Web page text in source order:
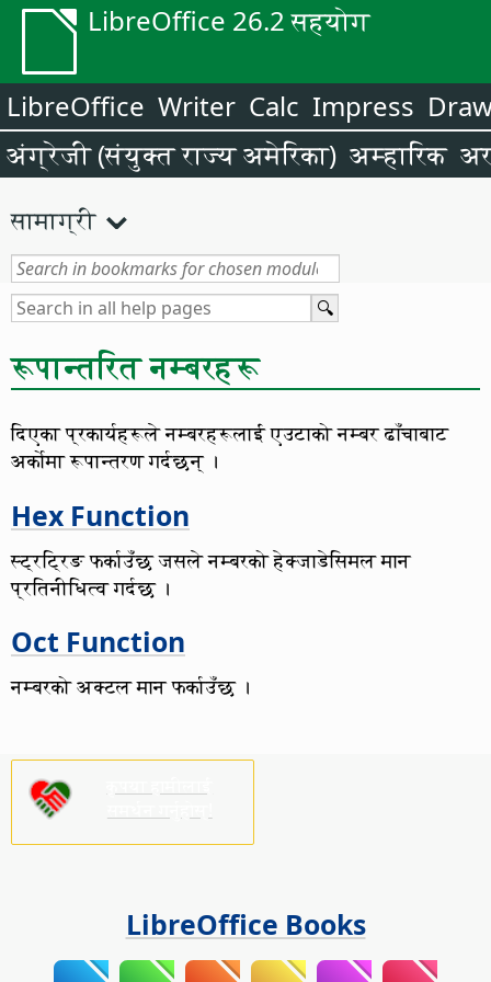
LibreOffice 26.2 सहयोग
LibreOffice Writer Calc Impress
अंग्रेजी (संयुक्त राज्य अमेरिका) अम्हारिक
सामाग्री
रूपान्तरित नम्बरहरू
दिएका प्रकार्यहरूले नम्बरहरूलाई एउटाको नम्बर ढाँचाबाट
अर्कोमा रूपान्तरण गर्दछन् ।
Hex Function
स्ट्रट्रिङ फर्काउँछ जसले नम्बरको हेक्जाडेसिमल मान
प्रतिनीधित्व गर्दछ ।
Oct Function
नम्बरको अक्टल मान फर्काउँछ ।
LibreOffice Books